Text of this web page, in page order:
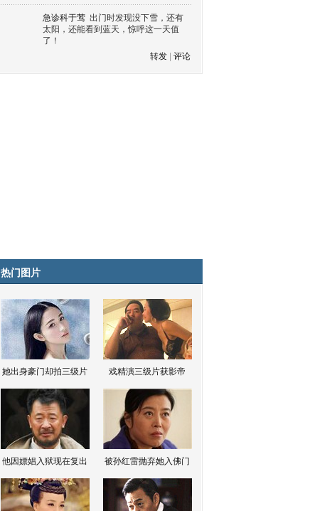
急诊科于莺 出门时发现没下雪，还有
太阳，还能看到蓝天，惊呼这一天值
了！
转发
评论
热门图片
她出身豪门却拍三级片 戏精演三级片获影帝
他因嫖娼入狱现在复出 被孙红雷抛弃她入佛门